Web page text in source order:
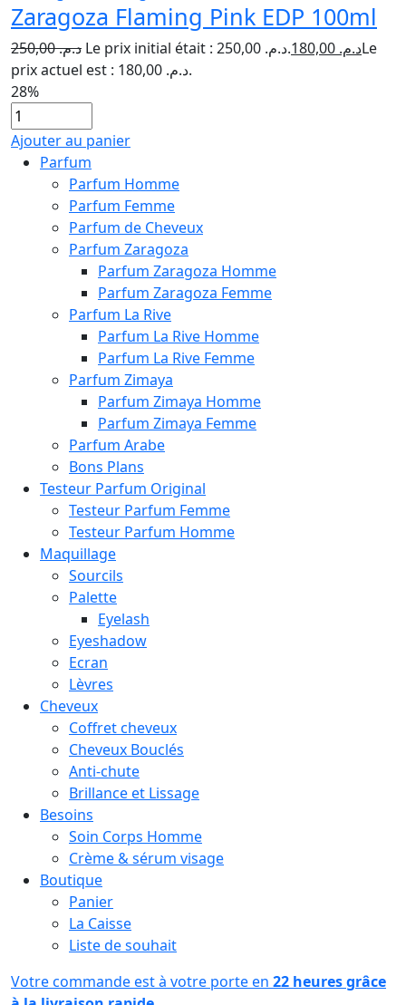
Zaragoza Flaming Pink EDP 100ml
د.م.250,00 Le prix initial était : د.م. 250,00. د.م.Le
prix actuel est : د.م. 180,00.
28%
Ajouter au panier
Parfum
Parfum Homme
Parfum Femme
Parfum de Cheveux
Parfum Zaragoza
Parfum Zaragoza Homme
Parfum Zaragoza Femme
Parfum La Rive
Parfum La Rive Homme
Parfum La Rive Femme
Parfum Zimaya
Parfum Zimaya Homme
Parfum Zimaya Femme
Parfum Arabe
Bons Plans
Testeur Parfum Original
Testeur Parfum Femme
Testeur Parfum Homme
Maquillage
Sourcils
Palette
Eyelash
Eyeshadow
Ecran
Lèvres
Cheveux
Coffret cheveux
Cheveux Bouclés
Anti-chute
Brillance et Lissage
Besoins
Soin Corps Homme
Crème & sérum visage
Boutique
Panier
La Caisse
Liste de souhait
Votre commande est à votre porte en 22 heures grâce